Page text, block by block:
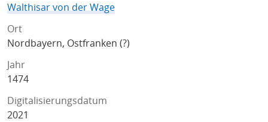
Walthisar von der Wage
Ort
Nordbayern, Ostfranken (?)
Jahr
1474
Digitalisierungsdatum
2021